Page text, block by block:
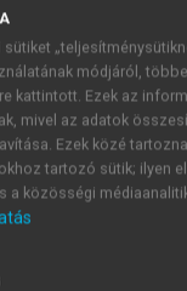
után a
módjáról,
kattintott. Ezek az
mivel az adatok
Ezek közé
tartozó sütik; ilyen
a közösségi